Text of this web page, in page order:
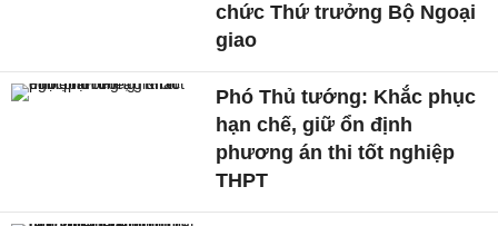
chức Thứ trưởng Bộ Ngoại
giao
Phó Thủ tướng: Khắc phục
hạn chế, giữ ổn định
phương án thi tốt nghiệp
THPT